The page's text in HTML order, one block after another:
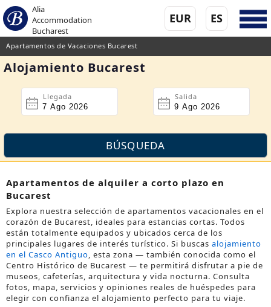
Alia
Accommodation
Bucharest
ES
EUR
Apartamentos de Vacaciones Bucarest
Alojamiento Bucarest
Llegada Salida
Apartamentos de alquiler a corto plazo en
Bucarest
Explora nuestra selección de apartamentos vacacionales en el
corazón de Bucarest, ideales para estancias cortas. Todos
están totalmente equipados y ubicados cerca de los
principales lugares de interés turístico. Si buscas alojamiento
en el Casco Antiguo, esta zona — también conocida como el
Centro Histórico de Bucarest — te permitirá disfrutar a pie de
museos, cafeterías, arquitectura y vida nocturna. Consulta
fotos, mapa, servicios y opiniones reales de huéspedes para
elegir con confianza el alojamiento perfecto para tu viaje.